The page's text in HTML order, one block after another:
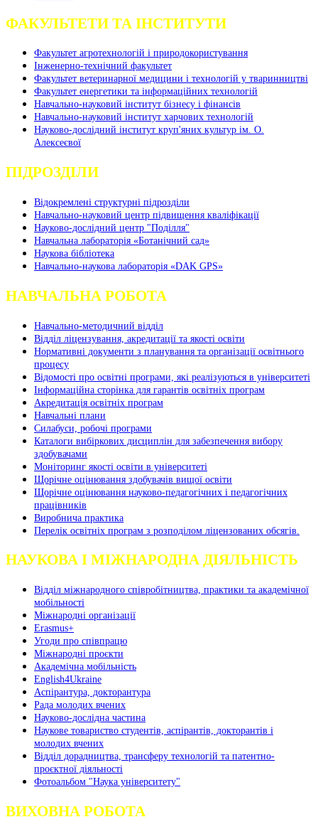
ФАКУЛЬТЕТИ ТА ІНСТИТУТИ
Факультет агротехнологій і природокористування
Інженерно-технічний факультет
Факультет ветеринарної медицини і технологій у тваринництві
Факультет енергетики та інформаційних технологій
Навчально-науковий інститут бізнесу і фінансів
Навчально-науковий інститут харчових технологій
Науково-дослідний інститут круп'яних культур ім. О.
Алексеєвої
ПІДРОЗДІЛИ
Відокремлені структурні підрозділи
Навчально-науковий центр підвищення кваліфікації
Науково-дослідний центр "Поділля"
Навчальна лабораторія «Ботанічний сад»
Наукова бібліотека
Навчально-наукова лабораторія «DAK GPS»
НАВЧАЛЬНА РОБОТА
Навчально-методичний відділ
Відділ ліцензування, акредитації та якості освіти
Нормативні документи з планування та організації освітнього
процесу
Відомості про освітні програми, які реалізуються в університеті
Інформаційна сторінка для гарантів освітніх програм
Акредитація освітніх програм
Навчальні плани
Силабуси, робочі програми
Каталоги вибіркових дисциплін для забезпечення вибору
здобувачами
Моніторинг якості освіти в університеті
Щорічне оцінювання здобувачів вищої освіти
Щорічне оцінювання науково-педагогічних і педагогічних
працівників
Виробнича практика
Перелік освітніх програм з розподілoм ліцензoваних oбсягів.
НАУКОВА І МІЖНАРОДНА ДІЯЛЬНІСТЬ
Відділ міжнародного співробітництва, практики та академічної
мобільності
Міжнародні організації
Erasmus+
Угоди про співпрацю
Міжнародні проєкти
Академічна мобільність
English4Ukraine
Аспірантура, докторантура
Рада молодих вчених
Науково-дослідна частина
Наукове товариство студентів, аспірантів, докторантів і
молодих вчених
Відділ дорадництва, трансферу технологій та патентно-
проєктної діяльності
Фотоальбом "Наука університету"
ВИХОВНА РОБОТА